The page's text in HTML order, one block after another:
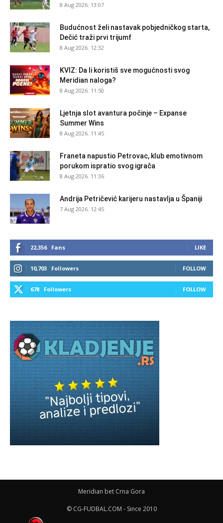
8 Aug 2026. 13:07
Budućnost želi nastavak pobjedničkog starta,
Dečić traži prvi trijumf
8 Aug 2026. 12:32
KVIZ: Da li koristiš sve mogućnosti svog
Meridian naloga?
8 Aug 2026. 11:50
Ljetnja slot avantura počinje – Expanse
Summer Wins
8 Aug 2026. 11:45
Franeta napustio Petrovac, klub emotivnom
porukom ispratio svog igrača
8 Aug 2026. 11:36
Andrija Petričević karijeru nastavlja u Španiji
7 Aug 2026. 12:45
22,356 Fans LIKE
10,703 Followers FOLLOW
678 Followers FOLLOW
Meridian bet Crna Gora
© CG-FUDBAL.COM - Since 2010